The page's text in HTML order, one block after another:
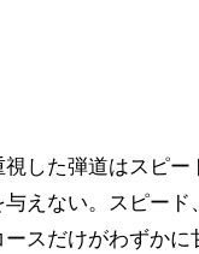
した弾道はスピー
えない。スピード
スだけがわずかに